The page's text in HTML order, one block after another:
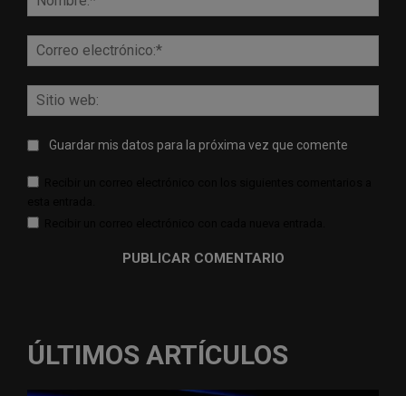
Guardar mis datos para la próxima vez que comente
ÚLTIMOS ARTÍCULOS